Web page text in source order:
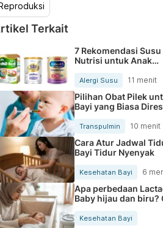
Terkait
7 Rekomendasi
Nutrisi untuk Anak
Alergi Susu 11 menit
Pilihan Obat Pilek
Bayi yang Biasa
Dokter
Transpulmin 10 menit
Cara Atur Jadwal
Bayi Tidur Nyenyak
Kesehatan Bayi 6
Apa perbedaan
Baby hijau dan biru?
Kesehatan Bayi